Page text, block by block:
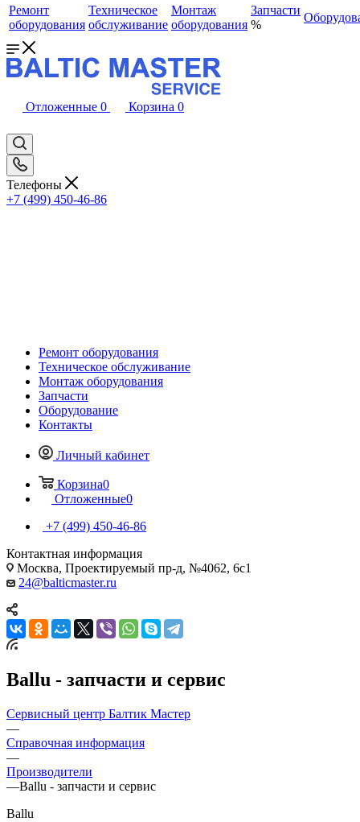
Ремонт
оборудования
Техническое
обслуживание
Монтаж
оборудования
Запчасти
%
Отложенные 0 Корзина 0
Телефоны
+7 (499) 450-46-86
Ремонт оборудования
Техническое обслуживание
Монтаж оборудования
Запчасти
Оборудование
Контакты
Личный кабинет
Корзина0
Отложенные0
+7 (499) 450-46-86
Контактная информация
Москва, Проектируемый пр-д, №4062, 6с1
24@balticmaster.ru
Ballu - запчасти и сервис
Сервисный центр Балтик Мастер
—
Справочная информация
—
Производители
—Ballu - запчасти и сервис
Ballu